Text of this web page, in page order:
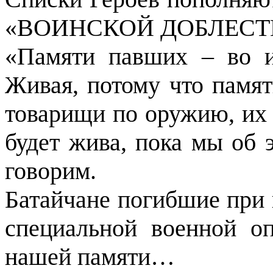
«ВОИНСКОЙ
«Памяти павших – во
Живая, потому что
товарищи по оружию, их
будет жива, пока мы об
говорим.
Батайчане погибшие
специальной военной
нашей памяти…